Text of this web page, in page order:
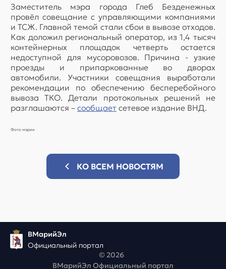
Заместитель мэра города Глеб Безденежных
провёл совещание с управляющими компаниями
и ТСЖ. Главной темой стали сбои в вывозе отходов.
Как доложил региональный оператор, из 1,4 тысяч
контейнерных площадок четверть остается
недоступной для мусоровозов. Причина - узкие
проезды и припаркованные во дворах
автомобили. Участники совещания выработали
рекомендации по обеспечению бесперебойного
вывоза ТКО. Детали протокольных решений не
разглашаются – сообщает сетевое издание ВНД.
Фото мэрии
КО ВСЕМ НОВОСТЯМ
ВМарийЭл
Официальный портал
© 2026
ВМарийЭл Официальный портал